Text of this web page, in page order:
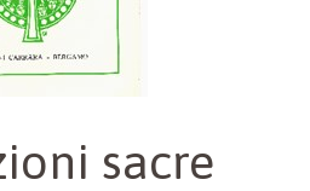
sacre